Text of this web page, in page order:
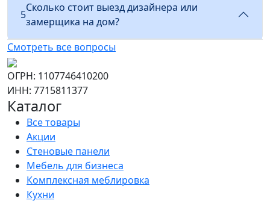
5
Сколько стоит выезд дизайнера или
замерщика на дом?
Смотреть все вопросы
ОГРН: 1107746410200
ИНН: 7715811377
Каталог
Все товары
Акции
Стеновые панели
Мебель для бизнеса
Комплексная меблировка
Кухни